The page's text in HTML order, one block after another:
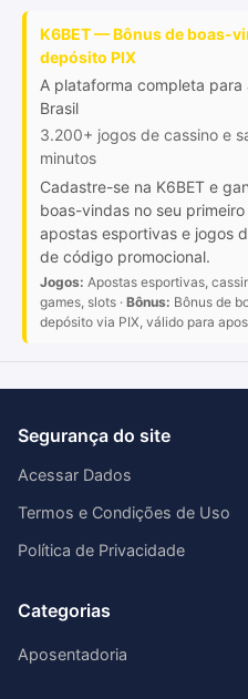
K6BET — Bônus de boas-
depósito PIX
A plataforma completa
Brasil
3.200+ jogos de cassino e
minutos
Cadastre-se na K6BET e
boas-vindas no seu
apostas esportivas e jogos
de código promocional.
Jogos: Apostas esportivas,
games, slots · Bônus: Bônus de
depósito via PIX, válido para
Segurança do site
Acessar Dados
Termos e Condições de Uso
Política de Privacidade
Categorias
Aposentadoria